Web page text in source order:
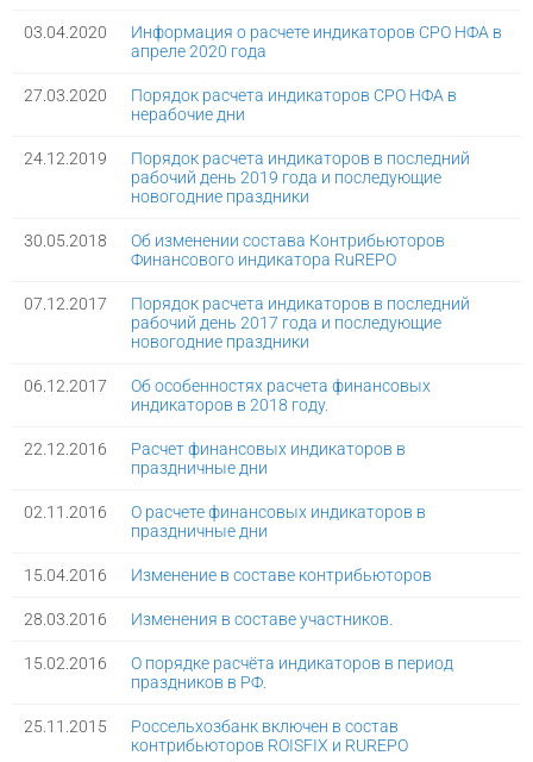
03.04.2020
Информация о расчете индикаторов СРО НФА в
апреле 2020 года
27.03.2020
Порядок расчета индикаторов СРО НФА в
нерабочие дни
24.12.2019
Порядок расчета индикаторов в последний
рабочий день 2019 года и последующие
новогодние праздники
30.05.2018
Об изменении состава Контрибьюторов
Финансового индикатора RuREPO
07.12.2017
Порядок расчета индикаторов в последний
рабочий день 2017 года и последующие
новогодние праздники
06.12.2017
Об особенностях расчета финансовых
индикаторов в 2018 году.
22.12.2016
Расчет финансовых индикаторов в
праздничные дни
02.11.2016
О расчете финансовых индикаторов в
праздничные дни
15.04.2016 Изменение в составе контрибьюторов
28.03.2016 Изменения в составе участников.
15.02.2016
О порядке расчёта индикаторов в период
праздников в РФ.
25.11.2015
Россельхозбанк включен в состав
контрибьюторов ROISFIX и RUREPO